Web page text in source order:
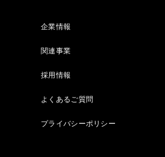
企業情報
関連事業
採用情報
よくあるご質問
プライバシーポリシー